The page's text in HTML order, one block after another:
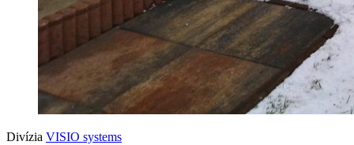
Divízia VISIO systems